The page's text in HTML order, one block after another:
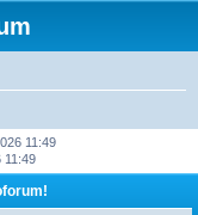
11:49
11:49